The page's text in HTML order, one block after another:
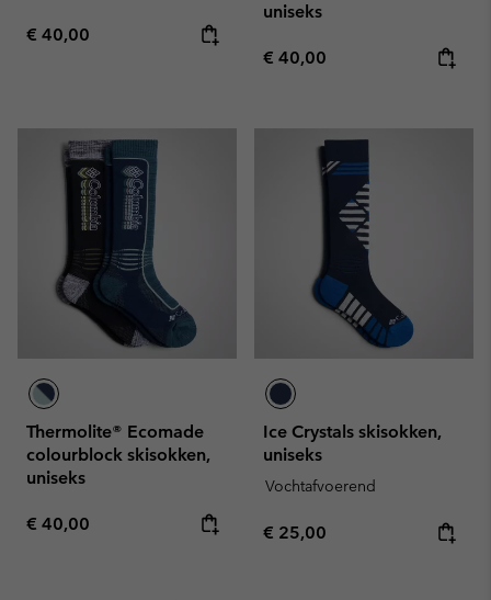
Regular price:
€ 40,00
uniseks
Regular price:
€ 40,00
Thermolite® Ecomade
colourblock skisokken,
uniseks
Regular price:
€ 40,00
Ice Crystals skisokken,
uniseks
Vochtafvoerend
Regular price:
€ 25,00